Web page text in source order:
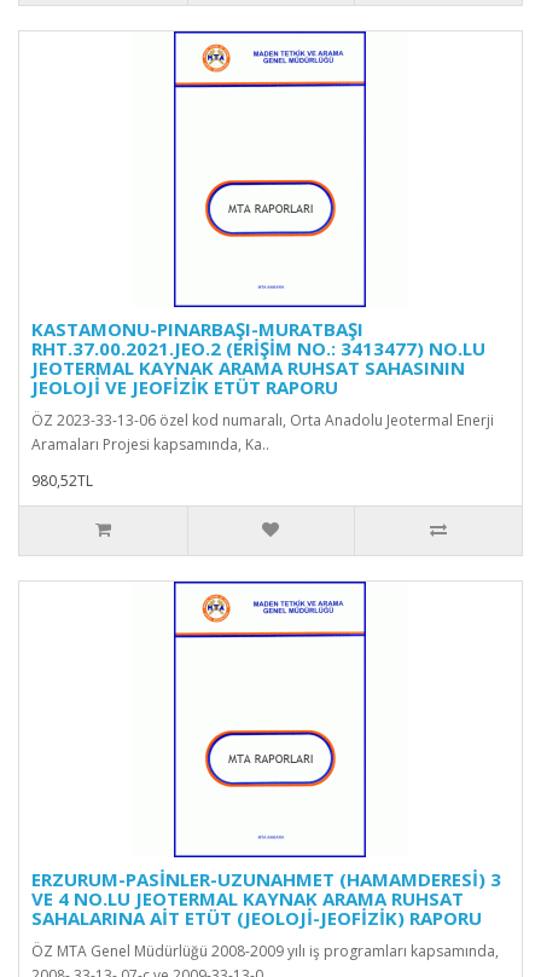
KASTAMONU-PINARBAŞI-MURATBAŞI
RHT.37.00.2021.JEO.2 (ERİŞİM NO.: 3413477) NO.LU
JEOTERMAL KAYNAK ARAMA RUHSAT SAHASININ
JEOLOJİ VE JEOFİZİK ETÜT RAPORU
ÖZ 2023-33-13-06 özel kod numaralı, Orta Anadolu Jeotermal Enerji
Aramaları Projesi kapsamında, Ka..
980,52TL
ERZURUM-PASİNLER-UZUNAHMET (HAMAMDERESİ) 3
VE 4 NO.LU JEOTERMAL KAYNAK ARAMA RUHSAT
SAHALARINA AİT ETÜT (JEOLOJİ-JEOFİZİK) RAPORU
ÖZ MTA Genel Müdürlüğü 2008-2009 yılı iş programları kapsamında,